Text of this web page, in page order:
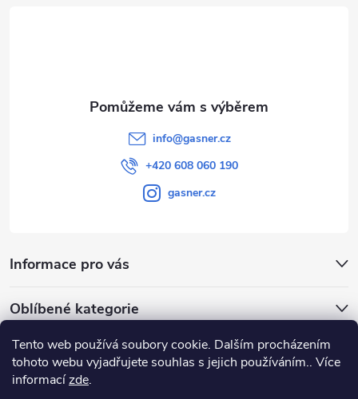
Tento web používá soubory cookie. Dalším procházením
tohoto webu vyjadřujete souhlas s jejich používáním.. Více
informacízde.
info@gasner.cz
+420 608 060 190
gasner.cz
Informace pro vás
Oblíbené kategorie
Přijímáme online platby